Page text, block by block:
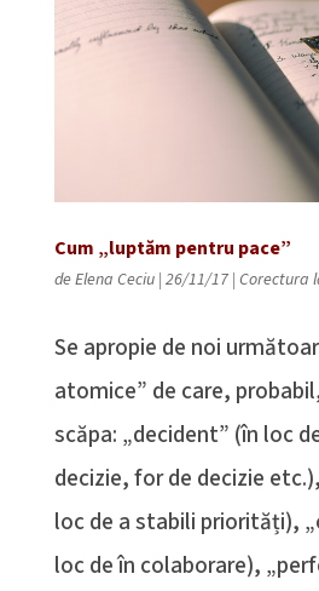
Cum „luptăm pentru pace”
deElena Ceciu| 26/11/17| Corectura
Se apropie de noi
atomice” de care,
scăpa: „decident” (în loc
decizie, for de decizie
loc de a stabili priorități),
loc de în colaborare),